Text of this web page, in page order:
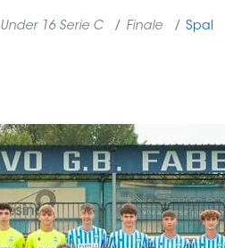
Under 16 Serie C Finale Spal